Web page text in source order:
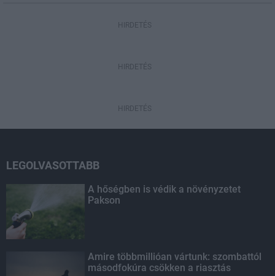
HIRDETÉS
HIRDETÉS
HIRDETÉS
LEGOLVASOTTABB
A hőségben is védik a növényzetet
Pakson
Amire többmillióan vártunk: szombattól
másodfokúra csökken a riasztás